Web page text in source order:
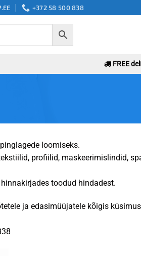
+372 58 500 838
FREE
loomiseks.
profiilid, maskeerimislindid,
toodud hindadest.
ja edasimüüjatele kõigis